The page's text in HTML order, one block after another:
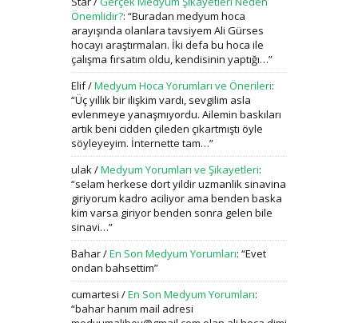
Önemlidir?: “Buradan medyum hoca
arayışında olanlara tavsiyem Ali Gürses
hocayı araştırmaları. İki defa bu hoca ile
çalışma fırsatım oldu, kendisinin yaptığı…”
Elif/Medyum Hoca Yorumları ve Önerileri:
“Üç yıllık bir ilişkim vardı, sevgilim asla
evlenmeye yanaşmıyordu. Ailemin baskıları
artık beni cidden çileden çıkartmıştı öyle
söyleyeyim. İnternette tam…”
ulak/Medyum Yorumları ve Şikayetleri:
“selam herkese dort yildir uzmanlik sinavina
giriyorum kadro aciliyor ama benden baska
kim varsa giriyor benden sonra gelen bile
sinavi…”
Bahar/En Son Medyum Yorumları: “Evet
ondan bahsettim”
cumartesi /En Son Medyum Yorumları:
“bahar hanım mail adresi